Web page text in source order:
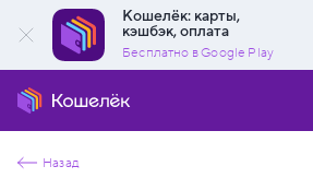
Кошелёк: карты,
кэшбэк, оплата
Бесплатно в Google Play
Назад